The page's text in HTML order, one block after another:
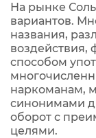
На рынке
вариантов.
названия,
способом
наркоманам,
синонимами
оборот с
целями.